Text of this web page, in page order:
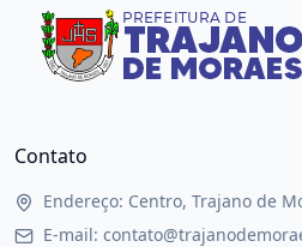
Contato
Endereço: Centro, Trajano de
E-mail: